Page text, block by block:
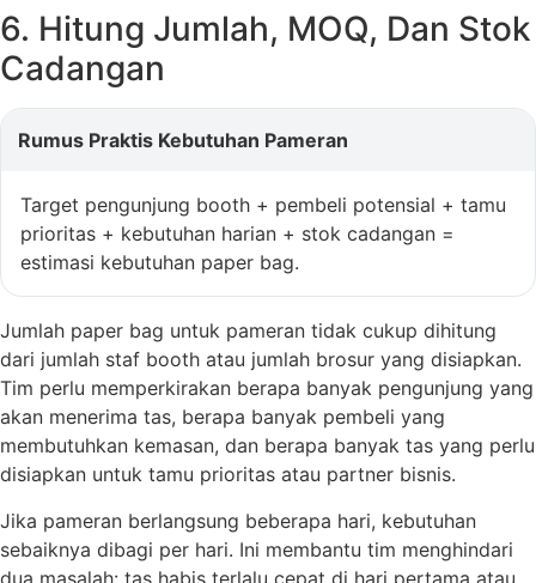
6. Hitung Jumlah, MOQ, Dan Stok
Cadangan
Rumus Praktis Kebutuhan Pameran
Target pengunjung booth + pembeli potensial + tamu
prioritas + kebutuhan harian + stok cadangan =
estimasi kebutuhan paper bag.
Jumlah paper bag untuk pameran tidak cukup dihitung
dari jumlah staf booth atau jumlah brosur yang disiapkan.
Tim perlu memperkirakan berapa banyak pengunjung yang
akan menerima tas, berapa banyak pembeli yang
membutuhkan kemasan, dan berapa banyak tas yang perlu
disiapkan untuk tamu prioritas atau partner bisnis.
Jika pameran berlangsung beberapa hari, kebutuhan
sebaiknya dibagi per hari. Ini membantu tim menghindari
dua masalah: tas habis terlalu cepat di hari pertama atau